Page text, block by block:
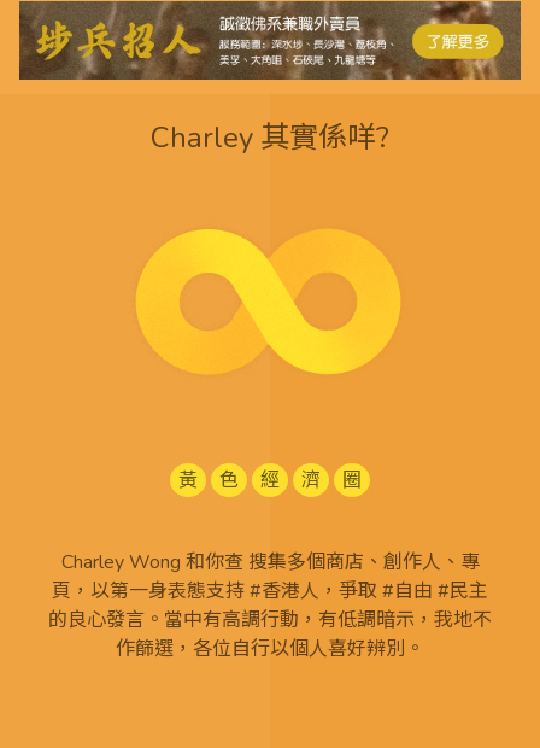
Charley 其實係咩?
黃 色 經 濟 圈
Charley Wong 和你查 搜集多個商店、創作人、專
頁，以第一身表態支持 #香港人，爭取 #自由 #民主
的良心發言。當中有高調行動，有低調暗示，我地不
作篩選，各位自行以個人喜好辨別。